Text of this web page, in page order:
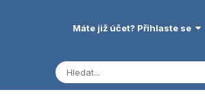
Máte již účet? Přihlaste se